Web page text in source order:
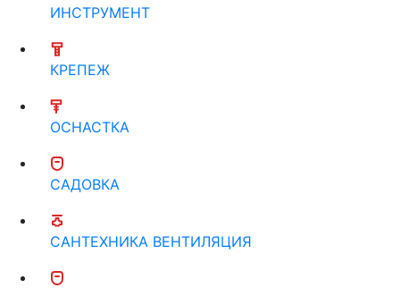
ИНСТРУМЕНТ
КРЕПЕЖ
ОСНАСТКА
САДОВКА
САНТЕХНИКА ВЕНТИЛЯЦИЯ